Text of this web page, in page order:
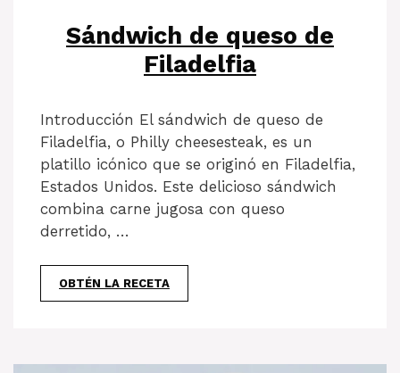
Sándwich de queso de
Filadelfia
Introducción El sándwich de queso de
Filadelfia, o Philly cheesesteak, es un
platillo icónico que se originó en Filadelfia,
Estados Unidos. Este delicioso sándwich
combina carne jugosa con queso
derretido, …
OBTÉN LA RECETA